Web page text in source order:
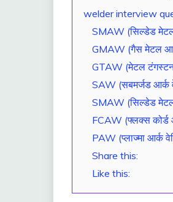
2025welder interview
SMAW (सिल्डेड
GMAW (गैस मेटल
GTAW (मेटल टंगस्टन
SAW (सबमर्जड आर्क
SMAW (सिल्डेड
FCAW (फ्लक्स कोर्ड
PAW (प्लाज्मा आर्क
Share this:
Like this: